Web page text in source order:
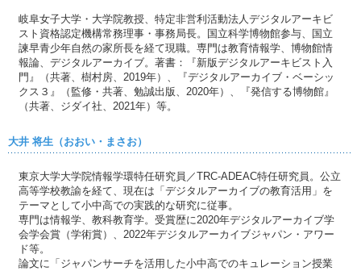
岐阜女子大学・大学院教授、特定非営利活動法人デジタルアーキビ
スト資格認定機構常務理事・事務局長。国立科学博物館参与、国立
諫早青少年自然の家所長を経て現職。専門は教育情報学、博物館情
報論、デジタルアーカイブ。著書：『新版デジタルアーキビスト入
門』（共著、樹村房、2019年）、『デジタルアーカイブ・ベーシッ
クス３』（監修・共著、勉誠出版、2020年）、『発信する博物館』
（共著、ジダイ社、2021年）等。
大井 将生（おおい・まさお）
東京大学大学院情報学環特任研究員／TRC-ADEAC特任研究員。公立
高等学校教諭を経て、現在は「デジタルアーカイブの教育活用」を
テーマとして小中高での実践的な研究に従事。
専門は情報学、教科教育学。受賞歴に2020年デジタルアーカイブ学
会学会賞（学術賞）、2022年デジタルアーカイブジャパン・アワー
ド等。
論文に「ジャパンサーチを活用した小中高でのキュレーション授業